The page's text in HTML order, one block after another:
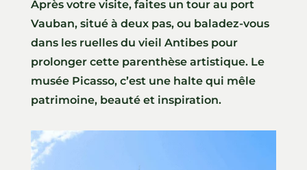
Après votre visite, faites un tour au port
Vauban, situé à deux pas, ou baladez-vous
dans les ruelles du vieil Antibes pour
prolonger cette parenthèse artistique. Le
musée Picasso, c’est une halte qui mêle
patrimoine, beauté et inspiration.